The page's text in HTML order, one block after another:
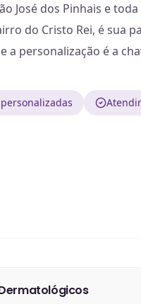
José dos Pinhais e
do Cristo Rei, é sua
a personalização é a